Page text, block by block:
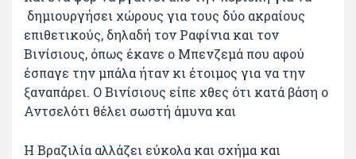
δημιουργήσει χώρους για τους δύο ακραίους
επιθετικούς, δηλαδή τον Ραφίνια και τον
Βινίσιους, όπως έκανε ο Μπενζεμά που αφού
έσπαγε την μπάλα ήταν κι έτοιμος για να την
ξαναπάρει. Ο Βινίσιους είπε χθες ότι κατά βάση ο
Αντσελότι θέλει σωστή άμυνα και
Η Βραζιλία αλλάζει εύκολα και σχήμα και